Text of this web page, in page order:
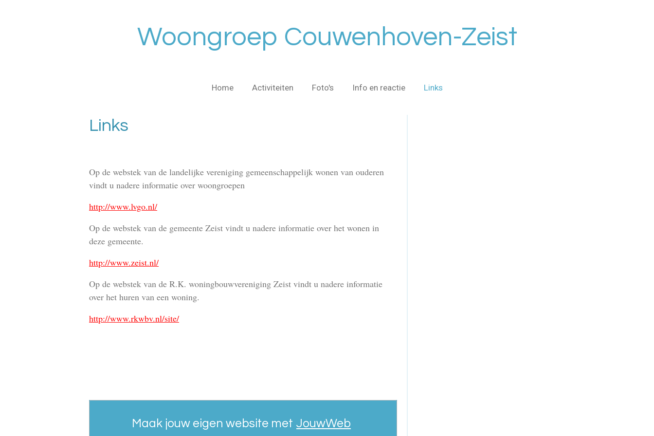
Woongroep Couwenhoven-Zeist
Home Activiteiten Foto's Info en reactie Links
Links
Op de webstek van de landelijke vereniging gemeenschappelijk wonen van ouderen
vindt u nadere informatie over woongroepen
http://www.lvgo.nl/
Op de webstek van de gemeente Zeist vindt u nadere informatie over het wonen in
deze gemeente.
http://www.zeist.nl/
Op de webstek van de R.K. woningbouwvereniging Zeist vindt u nadere informatie
over het huren van een woning.
http://www.rkwbv.nl/site/
Maak jouw eigen website met JouwWeb